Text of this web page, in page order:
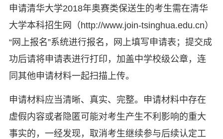
申请清华大学2018年奥赛类保送生的考生需在清华
大学本科招生网（http://www.join-tsinghua.edu.cn）
“网上报名”系统进行报名，网上填写申请表；提交成
功后请将申请表进行打印，加盖中学校级公章，连
同其他申请材料一起扫描上传。
申请材料应当清晰、真实、完整。申请材料中存在
虚假内容或者隐匿可能对考生产生不利影响的重大
事实的，一经发现，取消考生继续参与后续认定工